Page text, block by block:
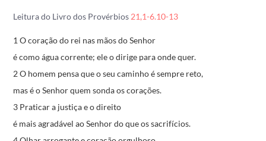
Leitura do Livro dos Provérbios 21,1-6.10-13
1 O coração do rei nas mãos do Senhor
é como água corrente; ele o dirige para onde quer.
2 O homem pensa que o seu caminho é sempre reto,
mas é o Senhor quem sonda os corações.
3 Praticar a justiça e o direito
é mais agradável ao Senhor do que os sacrifícios.